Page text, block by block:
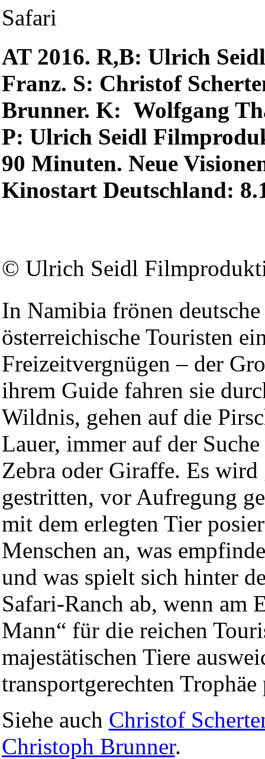
Safari
AT 2016. R,B: Ulrich
Franz. S: Christof
Brunner. K: Wolfgang
P: Ulrich Seidl
90 Minuten. Neue
Kinostart Deutschland:
© Ulrich Seidl
In Namibia frönen
österreichische Touristen
Freizeitvergnügen – der
ihrem Guide fahren sie
Wildnis, gehen auf die
Lauer, immer auf der
Zebra oder Giraffe. Es wird
gestritten, vor Aufregung
mit dem erlegten Tier
Menschen an, was
und was spielt sich hinter
Safari-Ranch ab, wenn am
Mann“ für die reichen
majestätischen Tiere
transportgerechten
Siehe auch Christof
Christoph Brunner.